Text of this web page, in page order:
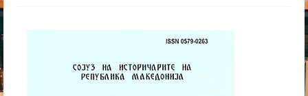
Публикации